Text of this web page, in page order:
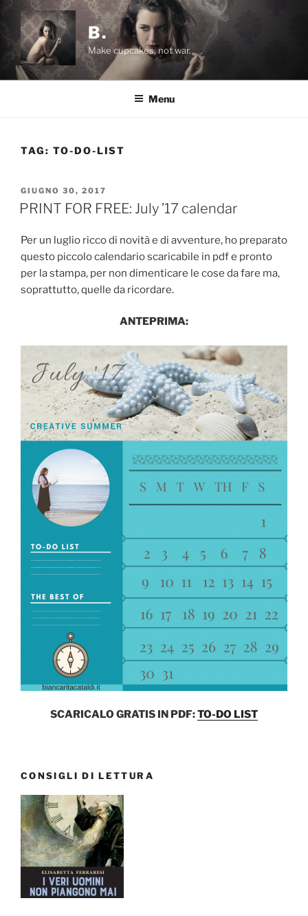
Salta
contenuto
B.
Make cupcakes, not war.
Menu
TAG: TO-DO-LIST
PUBBLICATO
IL
GIUGNO 30, 2017
PRINT FOR FREE: July ’17 calendar
Per un luglio ricco di novità e di avventure, ho preparato
questo piccolo calendario scaricabile in pdf e pronto
per la stampa, per non dimenticare le cose da fare ma,
soprattutto, quelle da ricordare.
ANTEPRIMA:
SCARICALO GRATIS IN PDF:TO-DO LIST
CONSIGLI DI LETTURA